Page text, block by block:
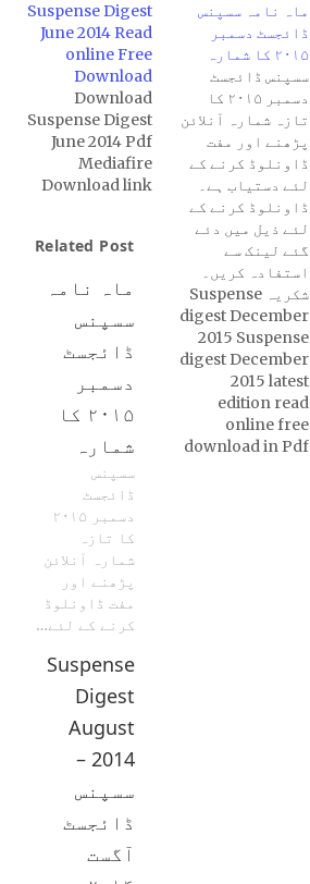
Suspense Digest
June 2014 Read
online Free
Download
Download
Suspense Digest
June 2014 Pdf
Mediafire
Download link
Related Post
ماہ نامہ
سسپنس
ڈائجسٹ
دسمبر
۲۰۱۵ کا
شمارہ
سسپنس
ڈائجسٹ
دسمبر ۲۰۱۵
کا تازہ
شمارہ آنلائن
پڑھنے اور
مفت ڈاونلوڈ
کرنے کے لئے…
Suspense
Digest
August
2014 –
سسپنس
ڈائجسٹ
آگست
ماہ نامہ سسپنس
ڈائجسٹ دسمبر
۲۰۱۵ کا شمارہ
سسپنس ڈائجسٹ
دسمبر ۲۰۱۵ کا
تازہ شمارہ آنلائن
پڑھنے اور مفت
ڈاونلوڈ کرنے کے
لئے دستیاب ہے۔
ڈاونلوڈ کرنے کے
لئے ذیل میں دئے
گئے لینک سے
استفادہ کریں۔
شکریہ Suspense
digest December
2015 Suspense
digest December
2015 latest
edition read
online free
download in Pdf